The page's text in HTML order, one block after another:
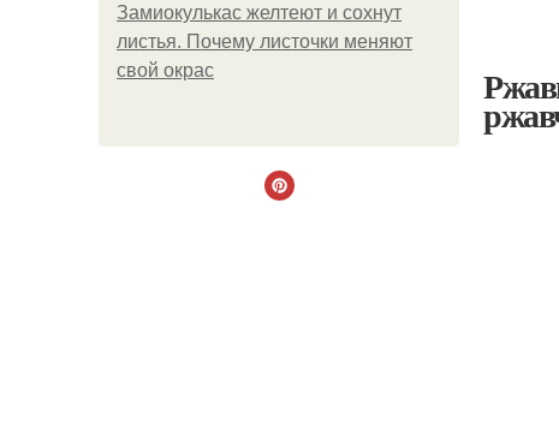
Замиокулькас желтеют и сохнут
листья. Почему листочки меняют
свой окрас